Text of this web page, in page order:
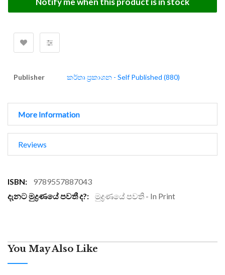
Publisher කර්තෘ ප්‍රකාශන - Self Published (880)
More Information
Reviews
More
Information
9789557887043
මුද්‍රණයේ පවති - In Print
You May Also Like